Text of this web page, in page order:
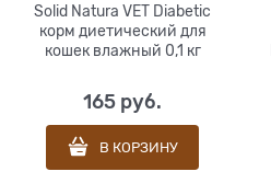
Solid Natura VET Diabetic
корм диетический для
кошек влажный 0,1 кг
165 руб.
В КОРЗИНУ